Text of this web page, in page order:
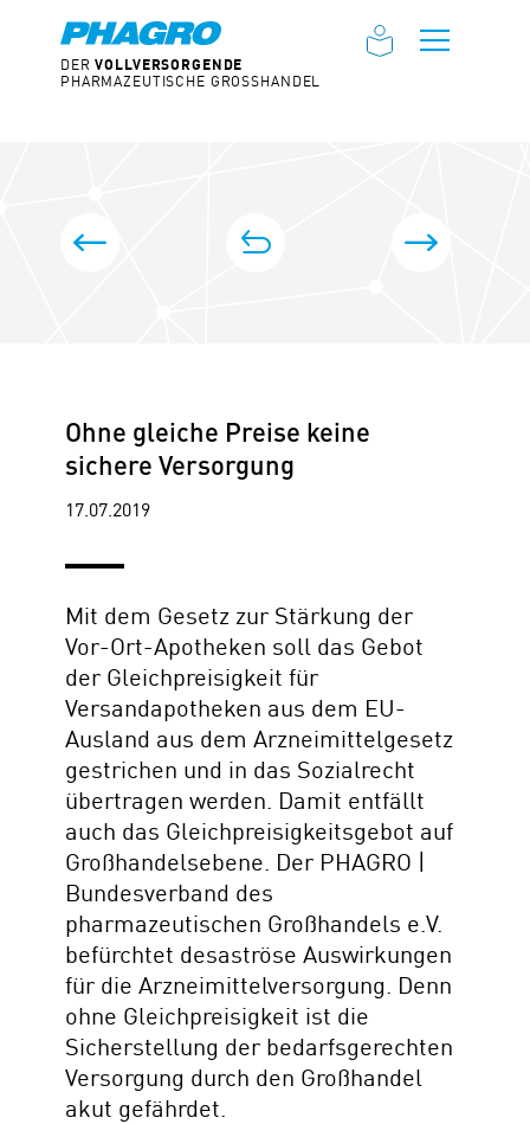
DERVOLLVERSORGENDE
PHARMAZEUTISCHE GROSSHANDEL
BEITRAGS-NAVIGATION
Ohne gleiche Preise keine
sichere Versorgung
17.07.2019
Mit dem Gesetz zur Stärkung der
Vor-Ort-Apotheken soll das Gebot
der Gleichpreisigkeit für
Versandapotheken aus dem EU-
Ausland aus dem Arzneimittelgesetz
gestrichen und in das Sozialrecht
übertragen werden. Damit entfällt
auch das Gleichpreisigkeitsgebot auf
Großhandelsebene. Der PHAGRO |
Bundesverband des
pharmazeutischen Großhandels e.V.
befürchtet desaströse Auswirkungen
für die Arzneimittelversorgung. Denn
ohne Gleichpreisigkeit ist die
Sicherstellung der bedarfsgerechten
Versorgung durch den Großhandel
akut gefährdet.